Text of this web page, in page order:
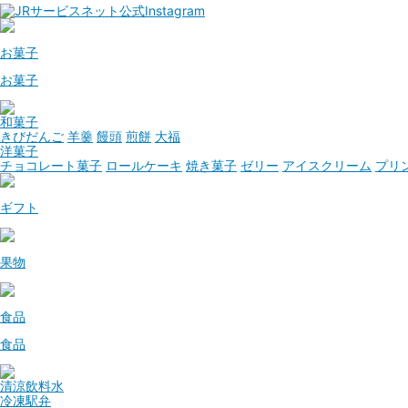
お菓子
お菓子
和菓子
きびだんご 羊羹 饅頭 煎餅 大福
洋菓子
チョコレート菓子 ロールケーキ 焼き菓子 ゼリー アイスクリーム プリ
ギフト
果物
食品
食品
清涼飲料水
冷凍駅弁